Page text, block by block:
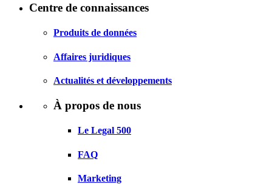
Centre de connaissances
Produits de données
Affaires juridiques
Actualités et développements
À propos de nous
Le Legal 500
FAQ
Marketing